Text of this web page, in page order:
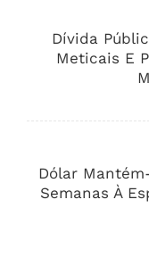
Dívida
Meticais E
Dólar
Semanas À